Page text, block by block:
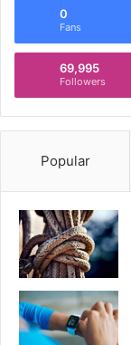
0
Fans
69,995
Followers
Popular